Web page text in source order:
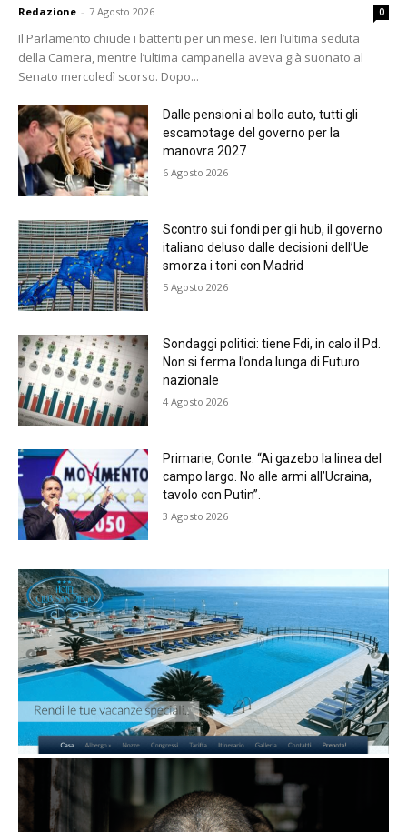
Redazione - 7 Agosto 2026 0
Il Parlamento chiude i battenti per un mese. Ieri l’ultima seduta
della Camera, mentre l’ultima campanella aveva già suonato al
Senato mercoledì scorso. Dopo...
Dalle pensioni al bollo auto, tutti gli
escamotage del governo per la
manovra 2027
6 Agosto 2026
Scontro sui fondi per gli hub, il governo
italiano deluso dalle decisioni dell’Ue
smorza i toni con Madrid
5 Agosto 2026
Sondaggi politici: tiene Fdi, in calo il Pd.
Non si ferma l’onda lunga di Futuro
nazionale
4 Agosto 2026
Primarie, Conte: “Ai gazebo la linea del
campo largo. No alle armi all’Ucraina,
tavolo con Putin”.
3 Agosto 2026